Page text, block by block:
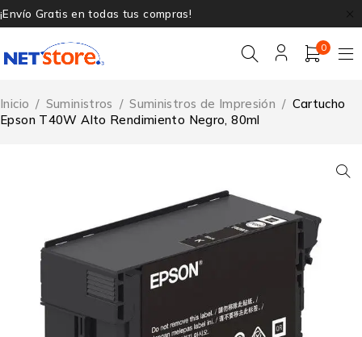
¡Envío Gratis en todas tus compras!
0
Inicio / Suministros / Suministros de Impresión / Cartucho
Epson T40W Alto Rendimiento Negro, 80ml